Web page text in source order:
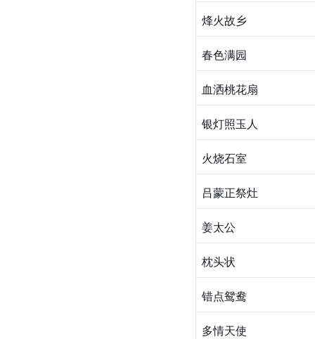
烽火故乡
春色满园
血洒桃花扇
银灯照玉人
火烧石室
吕蒙正祭灶
姜太公
枕头状
错点鸳鸯
多情天使